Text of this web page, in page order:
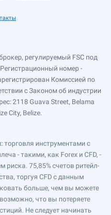
регулируемый FSC под
номер -
Комиссией по
с Законом об индустрии
2118 Guava Street, Belama
City, Belize.
: торговля инструментами с
- такими, как Forex и CFD, -
75,85% счетов ритейл-
торгуя CFD с данным
больше, чем вы можете
что вы потеряете
Не следует начинать